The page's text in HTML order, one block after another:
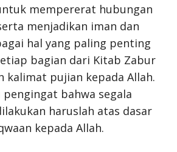
mempererat hubungan
menjadikan iman dan
hal yang paling penting
bagian dari Kitab Zabur
kalimat pujian kepada Allah.
bahwa segala
haruslah atas dasar
kepada Allah.